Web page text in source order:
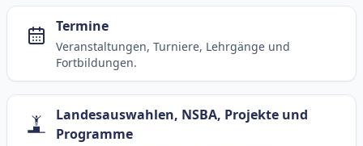
Termine
Veranstaltungen, Turniere, Lehrgänge und
Fortbildungen.
Landesauswahlen, NSBA, Projekte und
Programme